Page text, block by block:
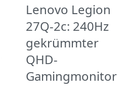
Lenovo Legion
27Q-2c: 240Hz
gekrümmter
QHD-
Gamingmonitor